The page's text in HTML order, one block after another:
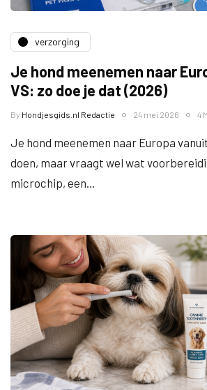
verzorging
Je hond meenemen naar
VS: zo doe je dat (2026)
By Hondjesgids.nl Redactie 24 mei 2026 4
Je hond meenemen naar Europa
doen, maar vraagt wel wat
microchip, een…